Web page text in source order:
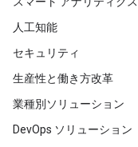
人工知能
セキュリティ
生産性と働き方改革
業種別ソリューション
DevOps ソリューション